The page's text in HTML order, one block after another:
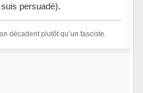
persuadé).
décadent plutôt qu’un fasciste.